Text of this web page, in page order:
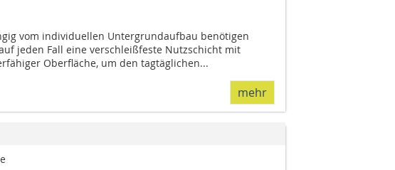
vom individuellen Un­­tergrundaufbau benötigen
jeden Fall eine verschleißfeste Nutzschicht mit
Oberfläche, um den tag­­täg­­lichen...
mehr